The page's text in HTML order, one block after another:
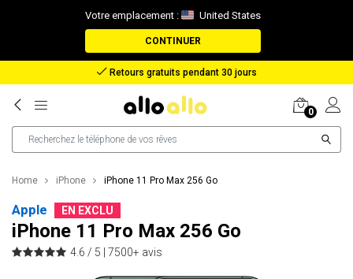
Votre emplacement : United States
CONTINUER
Remboursement en cas de perte de colis
0
Home iPhone iPhone 11 Pro Max 256 Go
Apple EN EXCLU
iPhone 11 Pro Max 256 Go
4.6 / 5 | 7500+ avis